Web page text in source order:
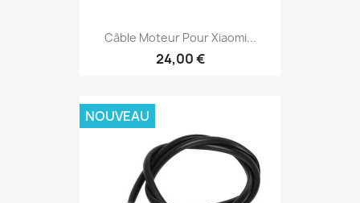
Câble Moteur Pour Xiaomi...
24,00 €
NOUVEAU